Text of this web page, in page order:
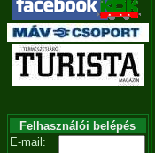
Felhasználói belépés
E-mail: